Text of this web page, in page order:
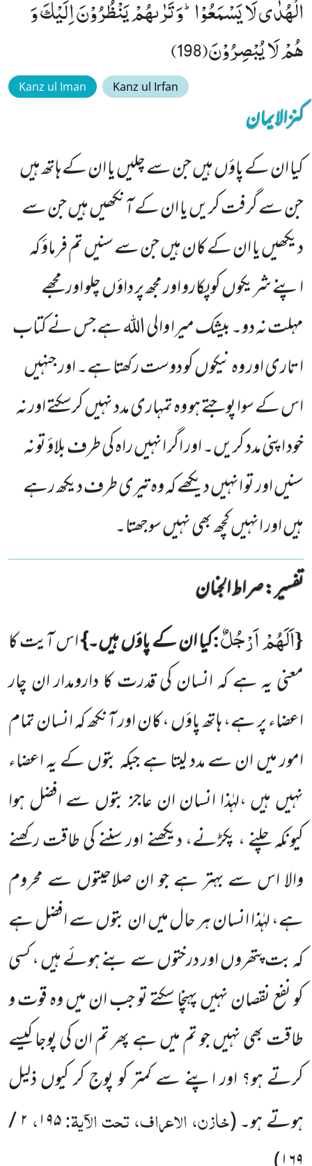
الْهُدٰى لَا یَسْمَعُوْاؕ-وَ تَرٰىهُمْ یَنْظُرُوْنَ اِلَیْكَ وَ
هُمْ لَا یُبْصِرُوْنَ(198)
Kanz ul Iman Kanz ul Irfan
کنزالایمان
کیا ان کے پاؤں ہیں جن سے چلیں یا ان کے ہاتھ ہیں
جن سے گرفت کریں یا ان کے آنکھیں ہیں جن سے
دیکھیں یا ان کے کان ہیں جن سے سنیں تم فرماؤ کہ
اپنے شریکوں کو پکارو اور مجھ پر داؤں چلو اور مجھے
مہلت نہ دو۔ بیشک میرا والی اللہ ہے جس نے کتاب
ا تاری اور وہ نیکوں کو دوست رکھتا ہے۔ اور جنہیں
اس کے سوا پوجتے ہو وہ تمہاری مدد نہیں کرسکتے اور نہ
خود اپنی مدد کریں۔ اور اگر انہیں راہ کی طرف بلاؤ تو نہ
سنیں اور تو انہیں دیکھے کہ وہ تیری طرف دیکھ رہے
ہیں اور انہیں کچھ بھی نہیں سوجھتا۔
تفسیر : ‎صراط الجنان
{اَلَهُمْ اَرْجُلٌ:کیا ان کے پاؤں ہیں۔}اس آیت کا
معنی یہ ہے کہ انسان کی قدرت کا دارومدار ان چار
اعضاء پر ہے، ہاتھ پاؤں ، کان اور آنکھ کہ انسان تمام
امور میں ان سے مدد لیتا ہے جبکہ بتوں کے یہ اعضاء
نہیں ہیں ،لہٰذا انسان ان عاجز بتوں سے افضل ہوا
کیونکہ چلنے ، پکڑنے، دیکھنے اور سننے کی طاقت رکھنے
والا اس سے بہتر ہے جو ان صلاحیتوں سے محروم
ہے، لہٰذا انسان ہر حال میں ان بتوں سے افضل ہے
کہ بت پتھروں اور درختوں سے بنے ہوئے ہیں ، کسی
کو نفع نقصان نہیں پہنچا سکتے تو جب ان میں وہ قوت و
طاقت بھی نہیں جو تم میں ہے پھر تم ان کی پوجا کیسے
کرتے ہو؟ اور اپنے سے کمتر کو پوج کر کیوں ذلیل
ہوتے ہو۔(خازن، الاعراف، تحت الآیۃ:۱۹۵،۲/